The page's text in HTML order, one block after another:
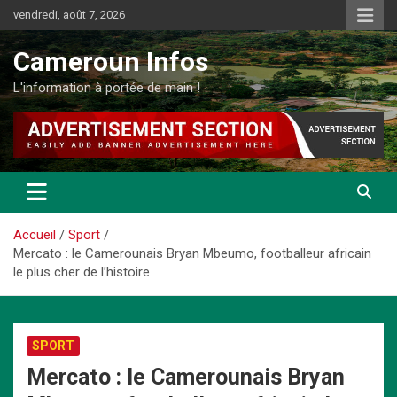
au
contenu
vendredi, août 7, 2026
Cameroun Infos
L'information à portée de main !
Accueil
Sport
Mercato : le Camerounais Bryan Mbeumo, footballeur africain
le plus cher de l’histoire
SPORT
Mercato : le Camerounais Bryan